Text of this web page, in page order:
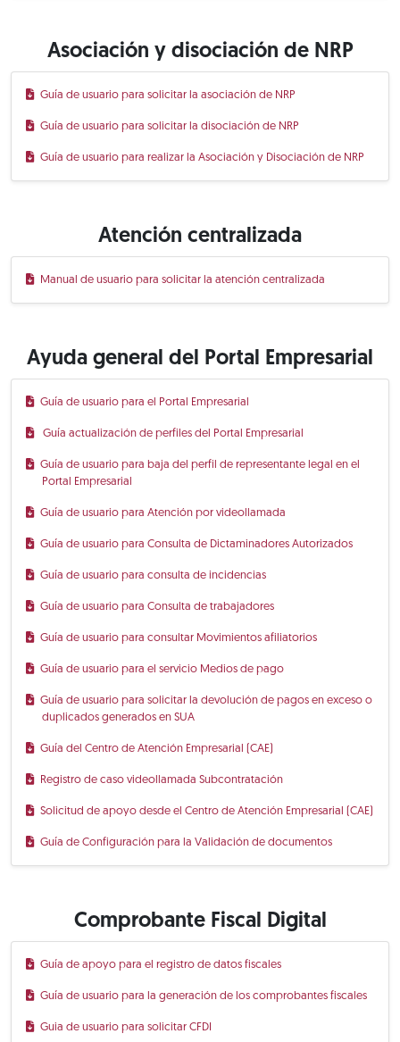
Asociación y disociación de NRP
Guía de usuario para solicitar la asociación de NRP
Guía de usuario para solicitar la disociación de NRP
Guía de usuario para realizar la Asociación y Disociación de NRP
Atención centralizada
Manual de usuario para solicitar la atención centralizada
Ayuda general del Portal Empresarial
Guía de usuario para el Portal Empresarial
Guía actualización de perfiles del Portal Empresarial
Guía de usuario para baja del perfil de representante legal en el
Portal Empresarial
Guía de usuario para Atención por videollamada
Guía de usuario para Consulta de Dictaminadores Autorizados
Guía de usuario para consulta de incidencias
Guía de usuario para Consulta de trabajadores
Guía de usuario para consultar Movimientos afiliatorios
Guía de usuario para el servicio Medios de pago
Guía de usuario para solicitar la devolución de pagos en exceso o
duplicados generados en SUA
Guía del Centro de Atención Empresarial (CAE)
Registro de caso videollamada Subcontratación
Solicitud de apoyo desde el Centro de Atención Empresarial (CAE)
Guía de Configuración para la Validación de documentos
Comprobante Fiscal Digital
Guía de apoyo para el registro de datos fiscales
Guía de usuario para la generación de los comprobantes fiscales
Guia de usuario para solicitar CFDI